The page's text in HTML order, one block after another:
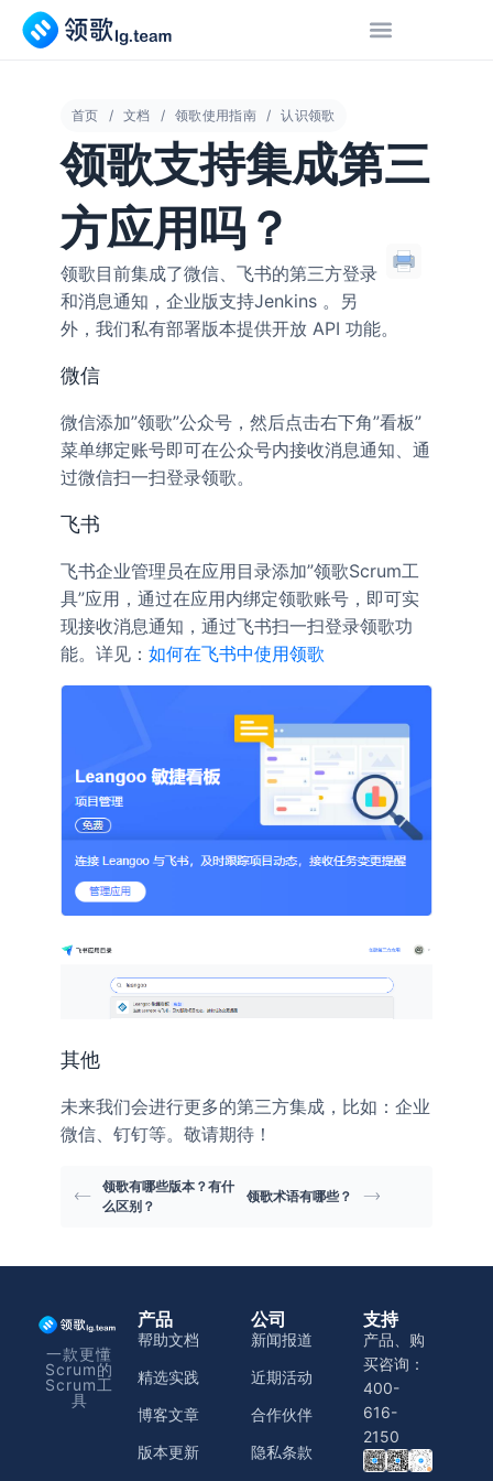
首页 文档 领歌使用指南 认识领歌
领歌支持集成第三
方应用吗？
领歌目前集成了微信、飞书的第三方登录
和消息通知，企业版支持Jenkins 。另
外，我们私有部署版本提供开放 API 功能。
微信
微信添加”领歌”公众号，然后点击右下角”看板”
菜单绑定账号即可在公众号内接收消息通知、通
过微信扫一扫登录领歌。
飞书
飞书企业管理员在应用目录添加”领歌Scrum工
具”应用，通过在应用内绑定领歌账号，即可实
现接收消息通知，通过飞书扫一扫登录领歌功
能。详见： 如何在飞书中使用领歌
其他
未来我们会进行更多的第三方集成，比如：企业
微信、钉钉等。敬请期待！
领歌有哪些版本？有什
么区别？
领歌术语有哪些？
一款更懂
Scrum的
Scrum工
具
产品
帮助文档
精选实践
博客文章
版本更新
公司
新闻报道
近期活动
合作伙伴
隐私条款
支持
产品、购
买咨询：
400-
616-
2150